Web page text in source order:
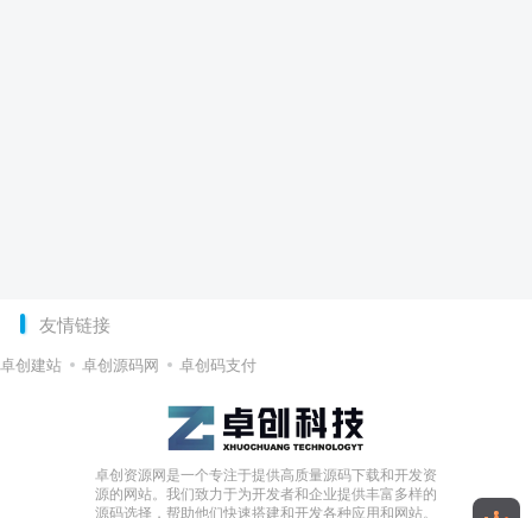
友情链接
卓创建站 卓创源码网 卓创码支付
卓创资源网是一个专注于提供高质量源码下载和开发资
源的网站。我们致力于为开发者和企业提供丰富多样的
源码选择，帮助他们快速搭建和开发各种应用和网站。